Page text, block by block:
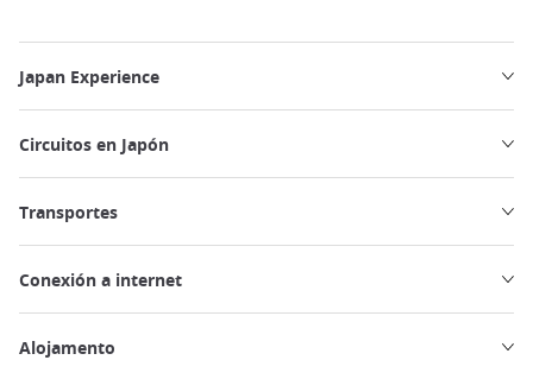
Japan Experience
Circuitos en Japón
Transportes
Conexión a internet
Alojamento